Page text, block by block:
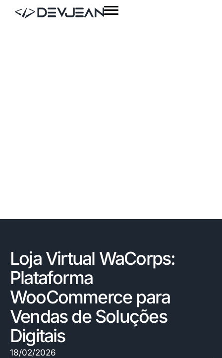
Loja Virtual WaCorps:
Plataforma
WooCommerce para
Vendas de Soluções
Digitais
18/02/2026